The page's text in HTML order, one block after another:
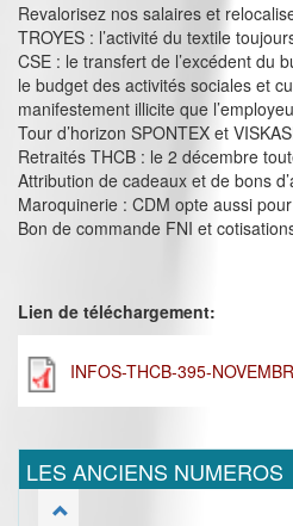
Revalorisez nos salaires et
TROYES : l’activité du textile
CSE : le transfert de l’excédent du
le budget des activités sociales et
manifestement illicite que
Tour d’horizon SPONTEX et
Retraités THCB : le 2 décembre
Attribution de cadeaux et de bons
Maroquinerie : CDM opte aussi
Bon de commande FNI et
Lien de téléchargement:
INFOS-THCB-395-
LES ANCIENS NUMEROS